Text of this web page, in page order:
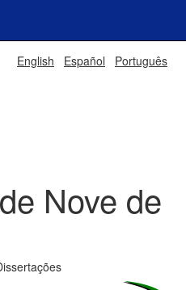
English Español Português
Nove de